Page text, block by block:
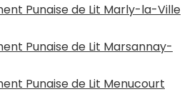
Punaise de Lit Marly-la-Ville
Punaise de Lit Marsannay-
Punaise de Lit Menucourt